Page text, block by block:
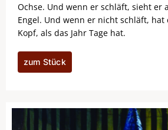
Ochse. Und wenn er schläft, sieht er
Engel. Und wenn er nicht schläft,
Kopf, als das Jahr Tage hat.
zum Stück